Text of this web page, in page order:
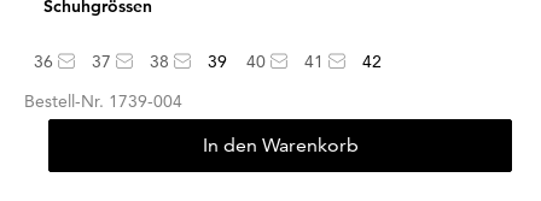
Schuhgrössen
36 37 38 39 40 41
42
Bestell-Nr. 1739-004
In den Warenkorb